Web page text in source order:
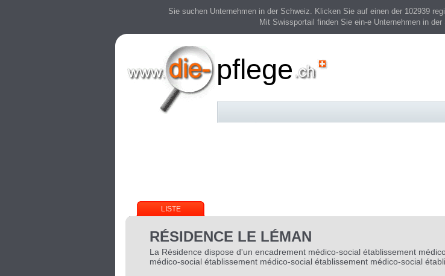
Sie suchen Unternehmen in der Schweiz. Klicken Sie auf einen der 102939
Mit Swissportail finden Sie ein-e Unternehmen in
pflege
LISTE
RÉSIDENCE LE LÉMAN
La Résidence dispose d'un encadrement médico-social établissement
médico-social établissement médico-social établissement médico-social